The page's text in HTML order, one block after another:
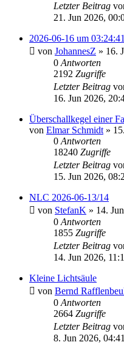
Letzter Beitrag
21. Jun 2026,
2026-06-16 um
von JohannesZ » 16.
0 Antworten
2192 Zugriffe
Letzter Beitrag
16. Jun 2026,
Überschallkegel einer
von Elmar Schmidt »
0 Antworten
18240 Zugriffe
Letzter Beitrag
15. Jun 2026,
NLC 2026-06-13/14
von StefanK » 14.
0 Antworten
1855 Zugriffe
Letzter Beitrag
14. Jun 2026,
Kleine Lichtsäule
von Bernd
0 Antworten
2664 Zugriffe
Letzter Beitrag
8. Jun 2026, 04:41